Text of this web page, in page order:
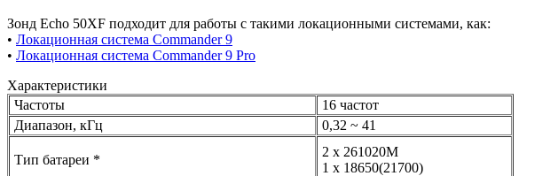
Зонд Echo 50XF подходит для работы с такими локационными системами, как:
• Локационная система Commander 9
• Локационная система Commander 9 Pro
Характеристики
Частоты
16 частот
Диапазон, кГц
0,32 ~ 41
Тип батареи *
2 х 261020М
1 х 18650(21700)